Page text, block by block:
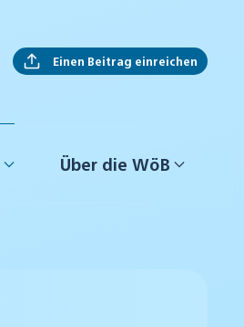
Einen Beitrag einreichen
Über die WöB